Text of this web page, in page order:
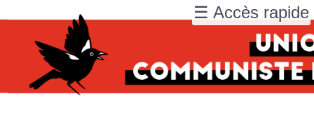
☰ Accès rapide